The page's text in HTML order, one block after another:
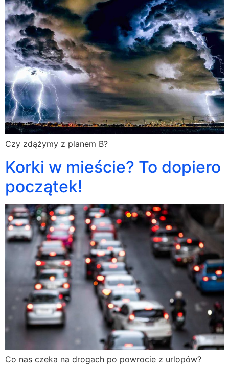
Czy zdążymy z planem B?
Korki w mieście? To dopiero
początek!
Co nas czeka na drogach po powrocie z urlopów?